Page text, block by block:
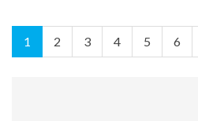
1 2 3 4 5 6